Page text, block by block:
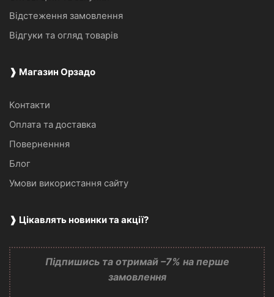
Відстеження замовлення
Відгуки та огляд товарів
❱ Магазин Орзадо
Контакти
Оплата та доставка
Поверненння
Блог
Умови використання сайту
❱ Цікавлять новинки та акції?
Підпишись та отримай –7% на перше
замовлення